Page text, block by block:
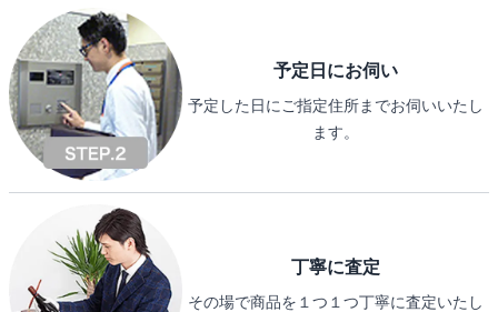
予定日にお伺い
予定した日にご指定住所までお伺いいたし
ます。
丁寧に査定
その場で商品を１つ１つ丁寧に査定いたし